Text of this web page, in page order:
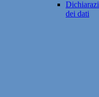
dei dati